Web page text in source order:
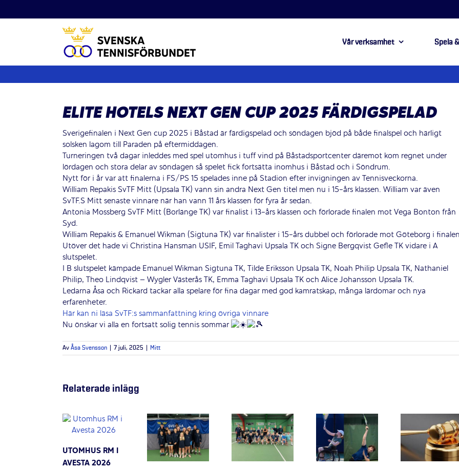
till
Vår verksamhet Spela
ELITE HOTELS NEXT GEN CUP 2025 FÄRDIGSPELAD
Sverigefinalen i Next Gen cup 2025 i Båstad är färdigspelad och söndagen bjöd på både finalspel och härligt
solsken lagom till Paraden på eftermiddagen.
Turneringen två dagar inleddes med spel utomhus i tuff vind på Båstadsportcenter däremot kom regnet under
lördagen och stora delar av söndagen så spelet fick fortsätta inomhus i Båstad och i Söndrum.
Nytt för i år var att finalerna i FS/PS 15 spelades inne på Stadion efter invigningen av Tennisveckorna.
William Repakis SvTF Mitt (Upsala TK) vann sin andra Next Gen titel men nu i 15-års klassen. William var även
SvTF.S Mitt senaste vinnare när han vann 11 års klassen för fyra år sedan.
Antonia Mossberg SvTF Mitt (Borlänge TK) var finalist i 13-års klassen och förlorade finalen mot Vega Bonton från
Syd.
William Repakis & Emanuel Wikman (Sigtuna TK) var finalister i 15-års dubbel och förlorade mot Göteborg i
Utöver det hade vi Christina Hansman USIF, Emil Taghavi Upsala TK och Signe Bergqvist Gefle TK vidare i A
slutspelet.
I B slutspelet kämpade Emanuel Wikman Sigtuna TK, Tilde Eriksson Upsala TK, Noah Philip Upsala TK, Nathaniel
Philip, Theo Lindqvist – Wygler Västerås TK, Emma Taghavi Upsala TK och Alice Johansson Upsala TK.
Ledarna Åsa och Rickard tackar alla spelare för fina dagar med god kamratskap, många lärdomar och nya
erfarenheter.
Här kan ni läsa SvTF:s sammanfattning kring övriga vinnare
Nu önskar vi alla en fortsatt solig tennis sommar
Av Åsa Svensson 7 juli, 2025 Mitt
Relaterade inlägg
UTOMHUS RM I
AVESTA 2026